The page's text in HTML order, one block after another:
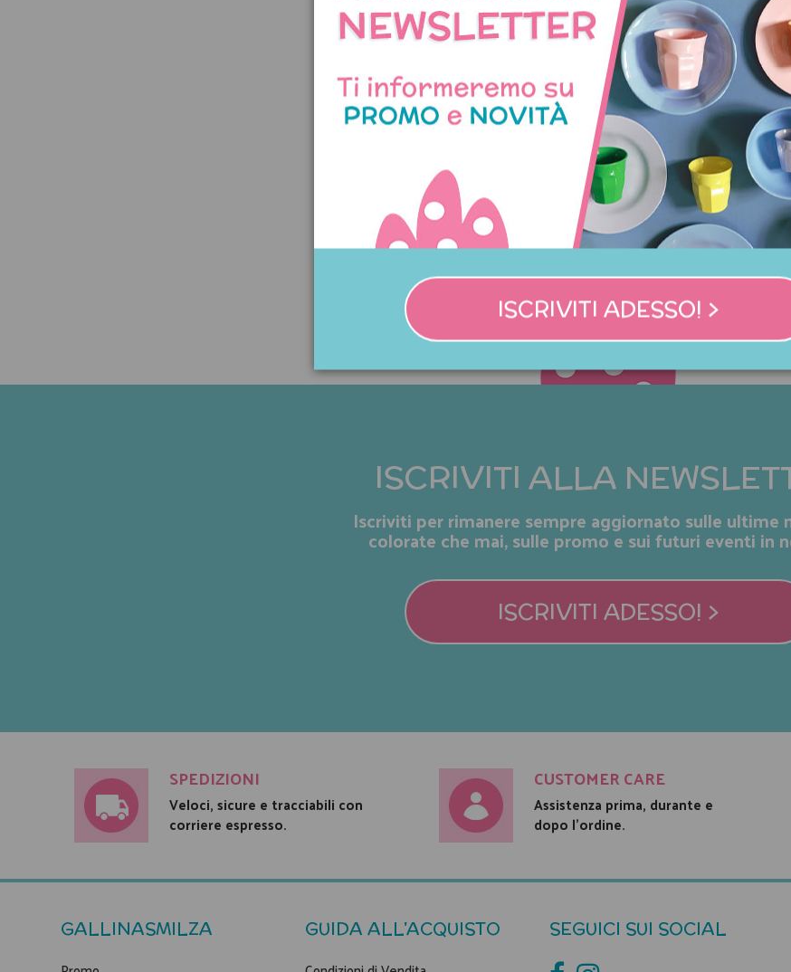

RIFERIMENTO:
MARCA: A
Pagamenti
Spedizioni
Condizioni di
ISCRIVITI ALLA
Iscriviti per rimanere sempre aggiornato sulle ultime
colorate che mai, sulle promo e sui futuri eventi in
ISCRIVITI ADESSO! >
SPEDIZIONI
Veloci, sicure e tracciabili con
corriere espresso.
CUSTOMER CARE
Assistenza prima, durante e
dopo l'ordine.
GALLINASMILZA GUIDA ALL'ACQUISTO SEGUICI SUI SOCIAL
ISCRIVITI ADESSO! >